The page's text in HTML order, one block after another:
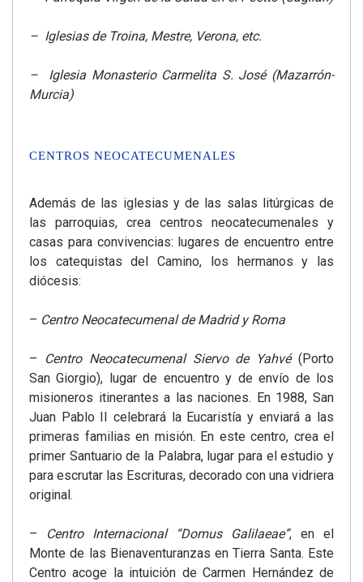
– Iglesias de Troina, Mestre, Verona, etc.
– Iglesia Monasterio Carmelita S. José (Mazarrón-
Murcia)
CENTROS NEOCATECUMENALES
Además de las iglesias y de las salas litúrgicas de
las parroquias, crea centros neocatecumenales y
casas para convivencias: lugares de encuentro entre
los catequistas del Camino, los hermanos y las
diócesis:
– Centro Neocatecumenal de Madrid y Roma
– Centro Neocatecumenal Siervo de Yahvé(Porto
San Giorgio), lugar de encuentro y de envío de los
misioneros itinerantes a las naciones. En 1988, San
Juan Pablo II celebrará la Eucaristía y enviará a las
primeras familias en misión. En este centro, crea el
primer Santuario de la Palabra, lugar para el estudio y
para escrutar las Escrituras, decorado con una vidriera
original.
– Centro Internacional “Domus Galilaeae”, en el
Monte de las Bienaventuranzas en Tierra Santa. Este
Centro acoge la intuición de Carmen Hernández de